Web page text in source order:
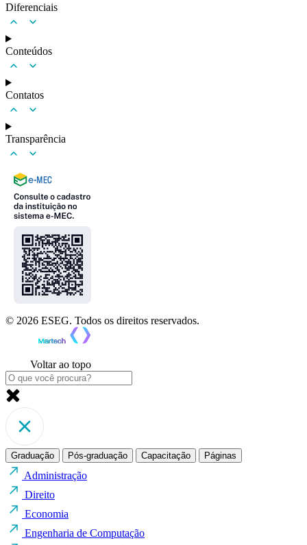
Diferenciais
Conteúdos
Contatos
Transparência
© 2026 ESEG. Todos os direitos reservados.
Voltar ao topo
Graduação Pós-graduação Capacitação Páginas
Administração
Direito
Economia
Engenharia de Computação